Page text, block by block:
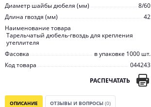
Диаметр шайбы дюбеля (мм)
8/60
Длина гвоздя (мм)
42
Наименование товара
Тарельчатый дюбель-гвоздь для крепления
утеплителя
Фасовка
в упаковке 1000 шт.
Код товара
044243
РАСПЕЧАТАТЬ
ОПИСАНИЕ ОТЗЫВЫ И ВОПРОСЫ (0)